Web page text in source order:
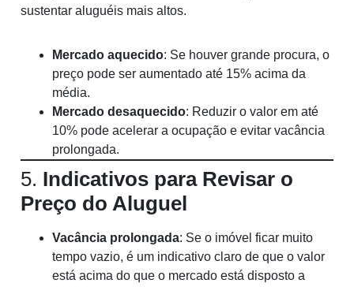
sustentar aluguéis mais altos.
Mercado aquecido: Se houver grande procura, o
preço pode ser aumentado até 15% acima da
média.
Mercado desaquecido: Reduzir o valor em até
10% pode acelerar a ocupação e evitar vacância
prolongada.
5. Indicativos para Revisar o
Preço do Aluguel
Vacância prolongada: Se o imóvel ficar muito
tempo vazio, é um indicativo claro de que o valor
está acima do que o mercado está disposto a